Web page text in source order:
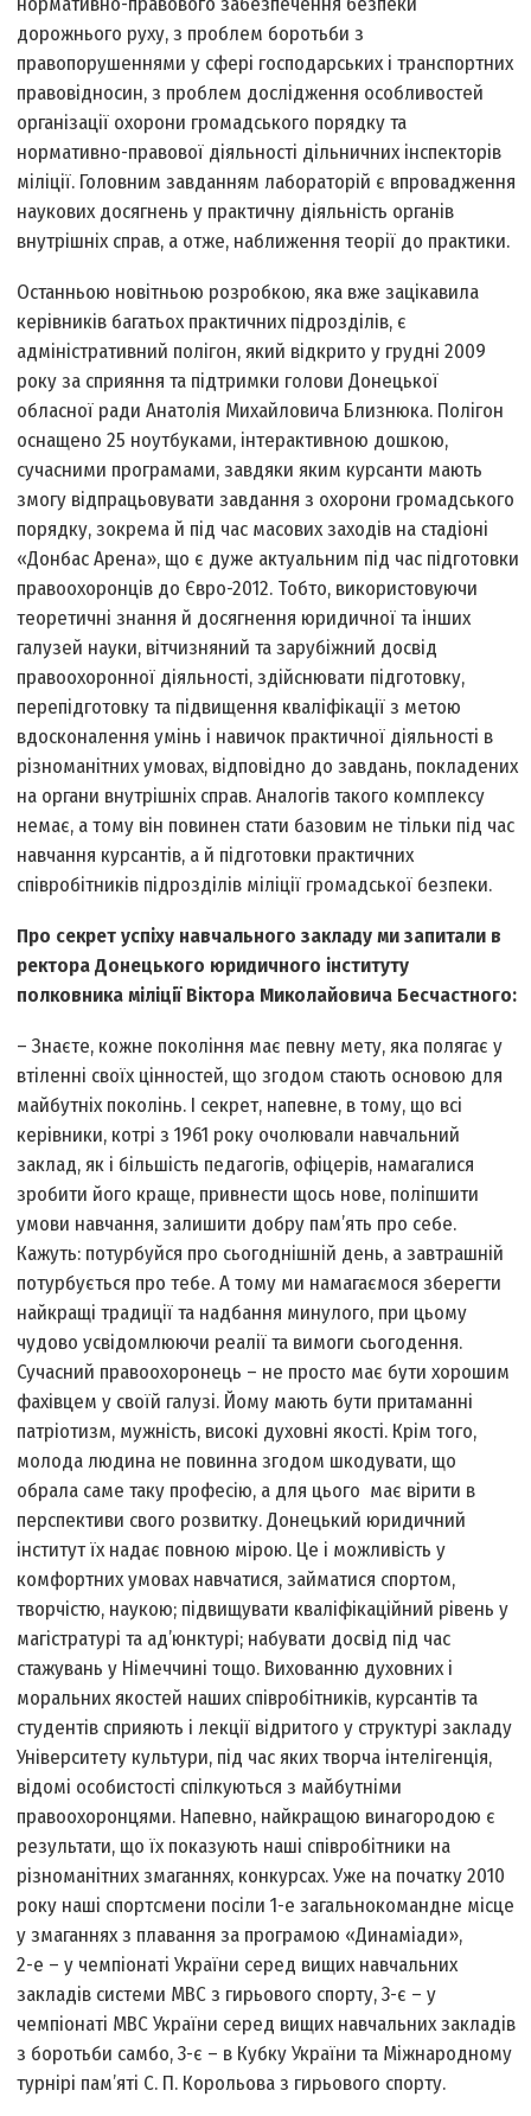
дорожнього руху, з проблем боротьби з
правопорушеннями у сфері господарських і транспортних
правовідносин, з проблем дослідження особливостей
організації охорони громадського порядку та
нормативно-правової діяльності дільничних інспекторів
міліції. Головним завданням лабораторій є впровадження
наукових досягнень у практичну діяльність органів
внутрішніх справ, а отже, наближення теорії до практики.
Останньою новітньою розробкою, яка вже зацікавила
керівників багатьох практичних підрозділів, є
адміністративний полігон, який відкрито у грудні 2009
року за сприяння та підтримки голови Донецької
обласної ради Анатолія Михайловича Близнюка. Полігон
оснащено 25 ноутбуками, інтерактивною дошкою,
сучасними програмами, завдяки яким курсанти мають
змогу відпрацьовувати завдання з охорони громадського
порядку, зокрема й під час масових заходів на стадіоні
«Донбас Арена», що є дуже актуальним під час підготовки
правоохоронців до Євро-2012. Тобто, використовуючи
теоретичні знання й досягнення юридичної та інших
галузей науки, вітчизняний та зарубіжний досвід
правоохоронної діяльності, здійснювати підготовку,
перепідготовку та підвищення кваліфікації з метою
вдосконалення умінь і навичок практичної діяльності в
різноманітних умовах, відповідно до завдань, покладених
на органи внутрішніх справ. Аналогів такого комплексу
немає, а тому він повинен стати базовим не тільки під час
навчання курсантів, а й підготовки практичних
співробітників підрозділів міліції громадської безпеки.
Про секрет успіху навчального закладу ми запитали в
ректора Донецького юридичного інституту
полковника міліції Віктора Миколайовича Бесчастного:
– Знаєте, кожне покоління має певну мету, яка полягає у
втіленні своїх цінностей, що згодом стають основою для
майбутніх поколінь. І секрет, напевне, в тому, що всі
керівники, котрі з 1961 року очолювали навчальний
заклад, як і більшість педагогів, офіцерів, намагалися
зробити його краще, привнести щось нове, поліпшити
умови навчання, залишити добру пам’ять про себе.
Кажуть: потурбуйся про сьогоднішній день, а завтрашній
потурбується про тебе. А тому ми намагаємося зберегти
найкращі традиції та надбання минулого, при цьому
чудово усвідомлюючи реалії та вимоги сьогодення.
Сучасний правоохоронець – не просто має бути хорошим
фахівцем у своїй галузі. Йому мають бути притаманні
патріотизм, мужність, високі духовні якості. Крім того,
молода людина не повинна згодом шкодувати, що
обрала саме таку професію, а для цього має вірити в
перспективи свого розвитку. Донецький юридичний
інститут їх надає повною мірою. Це і можливість у
комфортних умовах навчатися, займатися спортом,
творчістю, наукою; підвищувати кваліфікаційний рівень у
магістратурі та ад’юнктурі; набувати досвід під час
стажувань у Німеччині тощо. Вихованню духовних і
моральних якостей наших співробітників, курсантів та
студентів сприяють і лекції відритого у структурі закладу
Університету культури, під час яких творча інтелігенція,
відомі особистості спілкуються з майбутніми
правоохоронцями. Напевно, найкращою винагородою є
результати, що їх показують наші співробітники на
різноманітних змаганнях, конкурсах. Уже на початку 2010
року наші спортсмени посіли 1-е загальнокомандне місце
у змаганнях з плавання за програмою «Динаміади»,
2-е – у чемпіонаті України серед вищих навчальних
закладів системи МВС з гирьового спорту, 3-є – у
чемпіонаті МВС України серед вищих навчальних закладів
з боротьби самбо, 3-є – в Кубку України та Міжнародному
турнірі пам’яті С. П. Корольова з гирьового спорту.